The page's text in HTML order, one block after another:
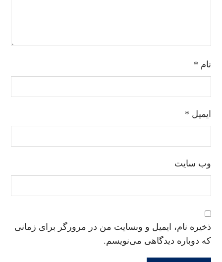
نام *
ایمیل *
وب‌ سایت
ذخیره نام، ایمیل و وبسایت من در مرورگر برای زمانی
که دوباره دیدگاهی می‌نویسم.